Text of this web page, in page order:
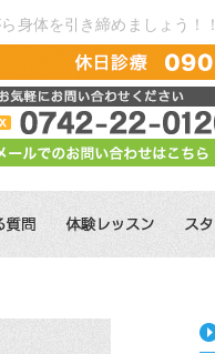
身体を引き締めましょう！！